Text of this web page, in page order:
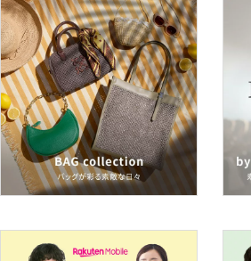
スキンケア
ベースメイク
メイクアップ
ネイル
ボディケア・オーラルケ
ヘアケア